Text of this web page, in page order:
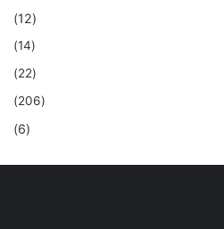
(12)
(14)
(22)
(206)
(6)